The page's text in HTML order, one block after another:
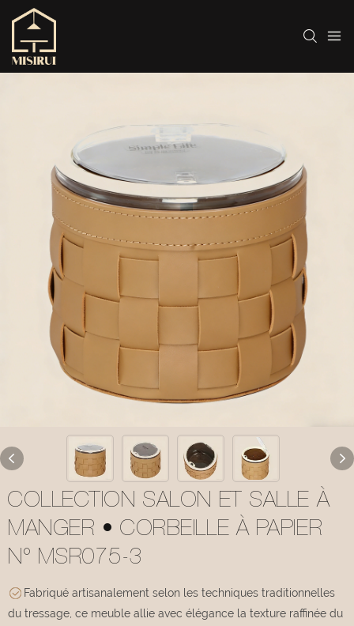
COLLECTION SALON ET SALLE À
MANGER • CORBEILLE À PAPIER
N° MSR075-3
Fabriqué artisanalement selon les techniques traditionnelles
du tressage, ce meuble allie avec élégance la texture raffinée du